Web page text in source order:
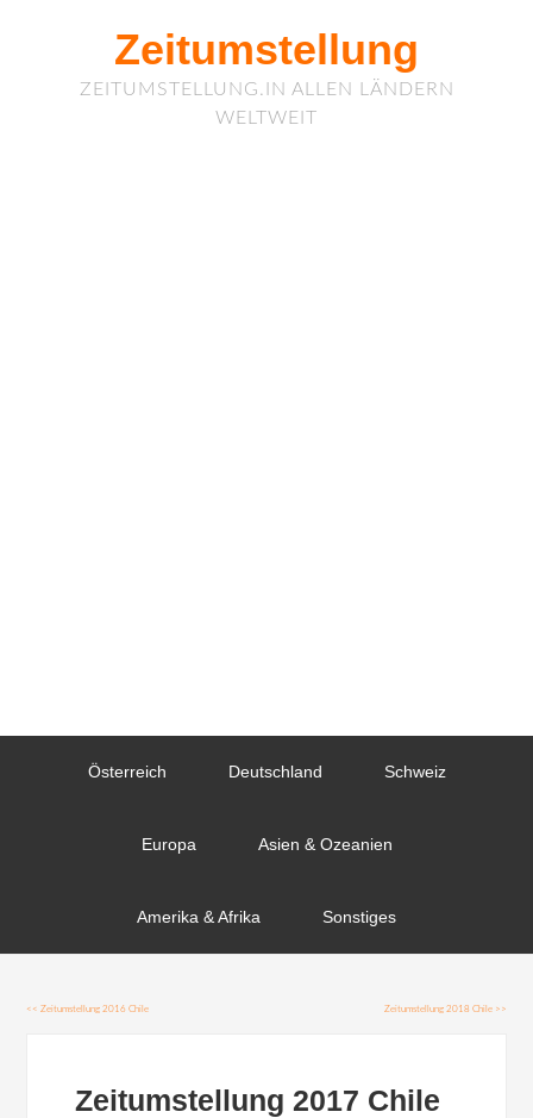
Zeitumstellung
ZEITUMSTELLUNG.IN ALLEN LÄNDERN
WELTWEIT
Österreich Deutschland Schweiz
Europa Asien & Ozeanien
Amerika & Afrika Sonstiges
<<Zeitumstellung 2016 Chile >>
Zeitumstellung 2018 Chile
Zeitumstellung 2017 Chile